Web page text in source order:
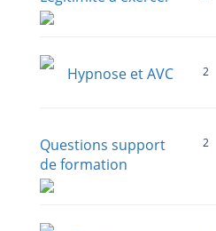
Hypnose et AVC 2
Questions support
de formation
2